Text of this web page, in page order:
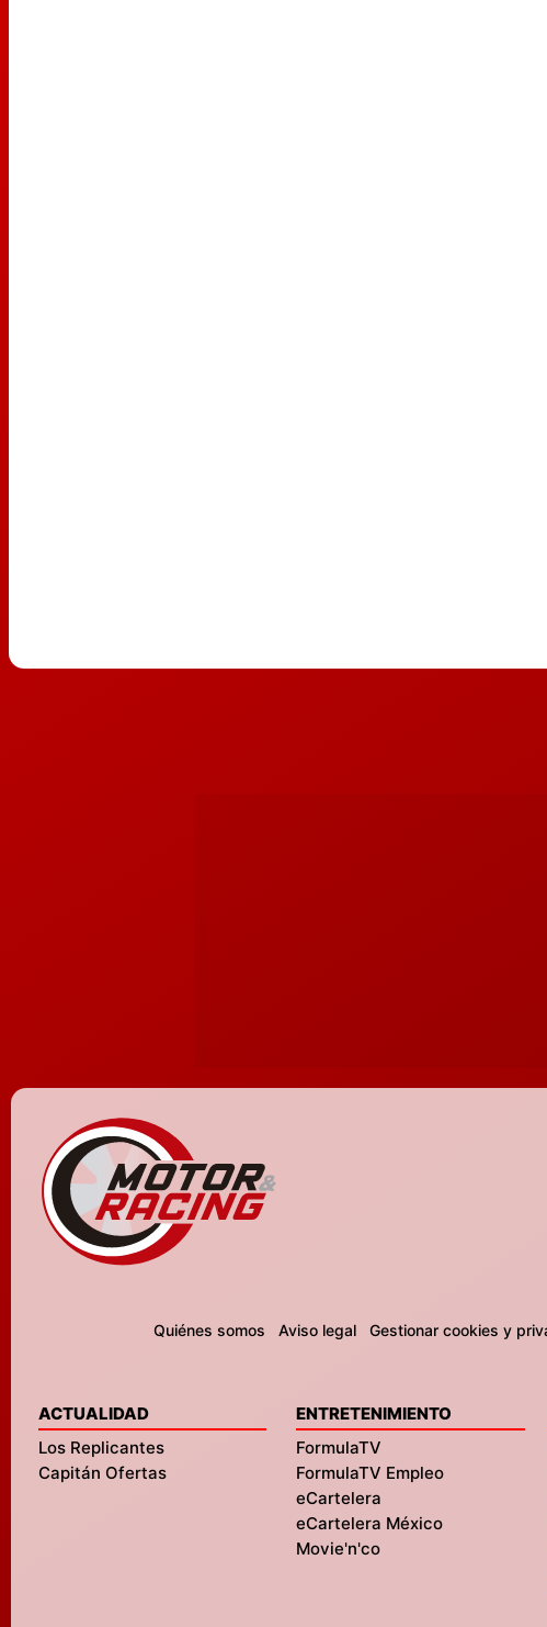
Quiénes somos Aviso legal Gestionar cookies y
ACTUALIDAD
Los Replicantes
Capitán Ofertas
ENTRETENIMIENTO
FormulaTV
FormulaTV Empleo
eCartelera
eCartelera México
Movie'n'co